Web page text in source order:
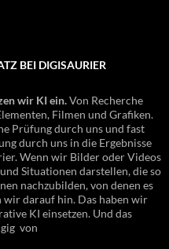
BEI DIGISAURIER
wir KI ein.Von Recherche
Filmen und Grafiken.
Prüfung durch uns und fast
durch uns in die Ergebnisse
Wenn wir Bilder oder Videos
Situationen darstellen, die so
nachzubilden, von denen es
wir darauf hin. Das haben wir
KI einsetzen. Und das
von